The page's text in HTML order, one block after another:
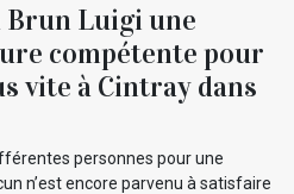
Brun Luigi une
compétente pour
vite à Cintray dans
personnes pour une
n’est encore parvenu à satisfaire